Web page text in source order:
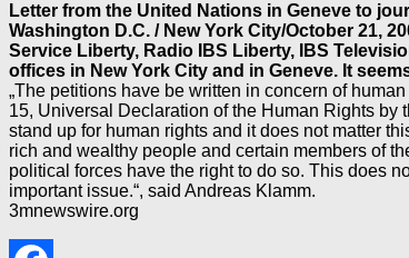
Letter from the United Nations in Geneve to
Washington D.C. / New York City/October 21,
Service Liberty, Radio IBS Liberty, IBS
offices in New York City and in Geneve. It
„The petitions have be written in concern of
15, Universal Declaration of the Human Rights by
stand up for human rights and it does not matter
rich and wealthy people and certain members of
political forces have the right to do so. This does
important issue.“, said Andreas Klamm.
3mnewswire.org